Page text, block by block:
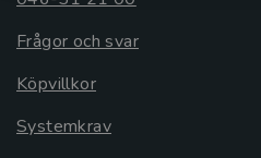
Frågor och svar
Köpvillkor
Systemkrav